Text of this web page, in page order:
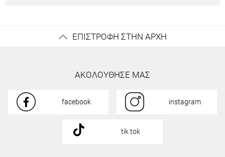
ΕΠΙΣΤΡΟΦΗ ΣΤΗΝ ΑΡΧΗ
ΑΚΟΛΟΥΘΗΣΕ ΜΑΣ
facebook instagram
tik tok